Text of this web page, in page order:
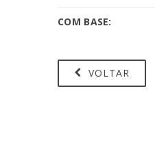
COM BASE:
VOLTAR